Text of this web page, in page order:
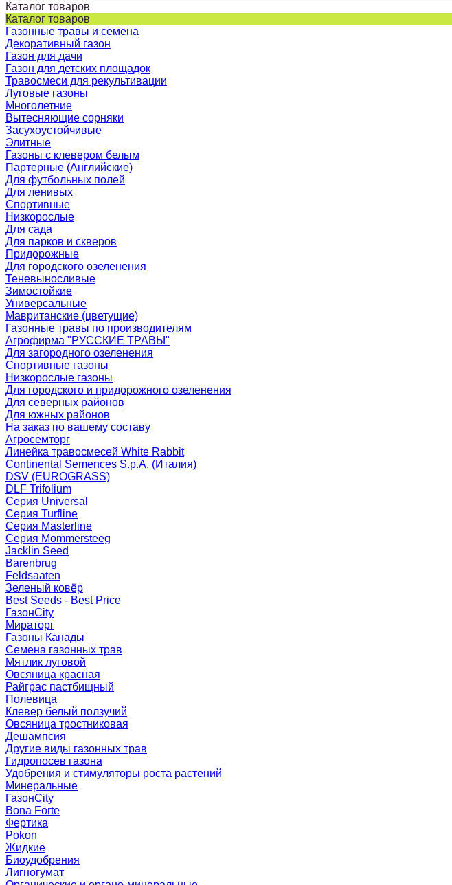
Каталог товаров
Каталог товаров
Газонные травы и семена
Декоративный газон
Газон для дачи
Газон для детских площадок
Травосмеси для рекультивации
Луговые газоны
Многолетние
Вытесняющие сорняки
Засухоустойчивые
Элитные
Газоны с клевером белым
Партерные (Английские)
Для футбольных полей
Для ленивых
Спортивные
Низкорослые
Для сада
Для парков и скверов
Придорожные
Для городского озеленения
Теневыносливые
Зимостойкие
Универсальные
Мавританские (цветущие)
Газонные травы по производителям
Агрофирма "РУССКИЕ ТРАВЫ"
Для загородного озеленения
Спортивные газоны
Низкорослые газоны
Для городского и придорожного озеленения
Для северных районов
Для южных районов
На заказ по вашему составу
Агросемторг
Линейка травосмесей White Rabbit
Continental Semences S.p.A. (Италия)
DSV (EUROGRASS)
DLF Trifolium
Серия Universal
Серия Turfline
Серия Masterline
Серия Mommersteeg
Jacklin Seed
Barenbrug
Feldsaaten
Зеленый ковёр
Best Seeds - Best Price
ГазонCity
Мираторг
Газоны Канады
Семена газонных трав
Мятлик луговой
Овсяница красная
Райграс пастбищный
Полевица
Клевер белый ползучий
Овсяница тростниковая
Дешампсия
Другие виды газонных трав
Гидропосев газона
Удобрения и стимуляторы роста растений
Минеральные
ГазонCity
Bona Forte
Фертика
Pokon
Жидкие
Биоудобрения
Лигногумат